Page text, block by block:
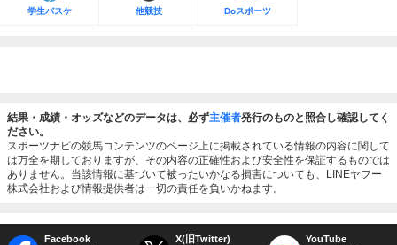
学生バスケ 他競技 Doスポーツ
結果・成績・オッズなどのデータは、必ず主催者発行のものと照合し確認してく
ださい。
スポーツナビの競馬コンテンツのページ上に掲載されている情報の内容に関して
は万全を期しておりますが、その内容の正確性および安全性を保証するものでは
ありません。当該情報に基づいて被ったいかなる損害についても、LINEヤフー
株式会社および情報提供者は一切の責任を負いかねます。
Facebook X(旧Twitter) YouTube